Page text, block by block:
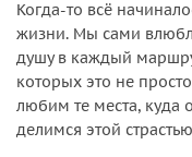
Когда-то всё
жизни. Мы сами
душу в каждый
которых это не
любим те места, куда
делимся этой